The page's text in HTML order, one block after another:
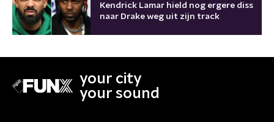
Kendrick Lamar hield nog ergere diss
naar Drake weg uit zijn track
your city
your sound